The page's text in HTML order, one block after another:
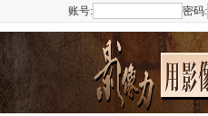
账号: 密码: